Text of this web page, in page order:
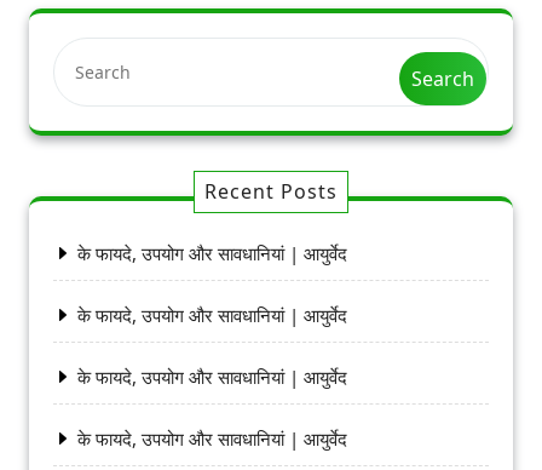
Search
Recent Posts
के फायदे, उपयोग और सावधानियां | आयुर्वेद
के फायदे, उपयोग और सावधानियां | आयुर्वेद
के फायदे, उपयोग और सावधानियां | आयुर्वेद
के फायदे, उपयोग और सावधानियां | आयुर्वेद